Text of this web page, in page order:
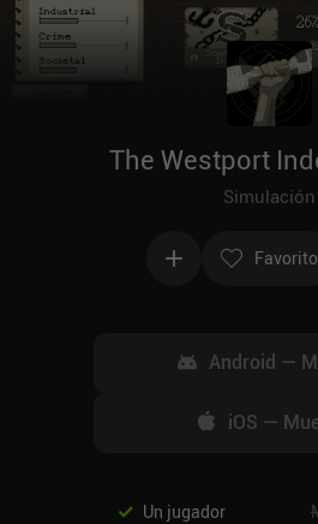
The Westport
Simulación
Favorito
Android —
iOS —
Un jugador